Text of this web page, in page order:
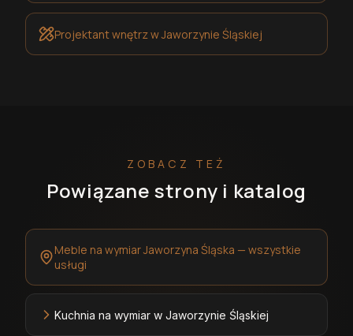
Projektant wnętrzw Jaworzynie Śląskiej
ZOBACZ TEŻ
Powiązane strony i katalog
Meble na wymiar Jaworzyna Śląska — wszystkie
usługi
Kuchnia na wymiar w Jaworzynie Śląskiej